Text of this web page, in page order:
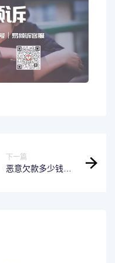
下一篇
恶意欠款多少钱可